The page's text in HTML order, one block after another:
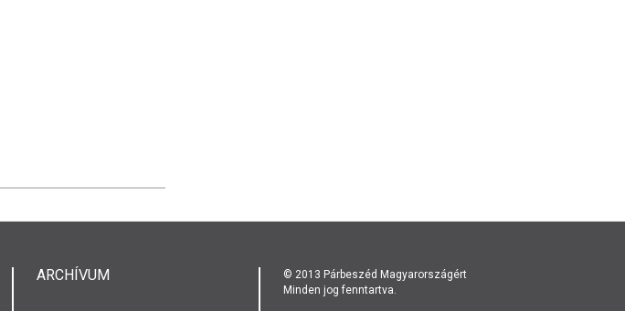
ARCHÍVUM
© 2013 Párbeszéd Magyarországért
Minden jog fenntartva.